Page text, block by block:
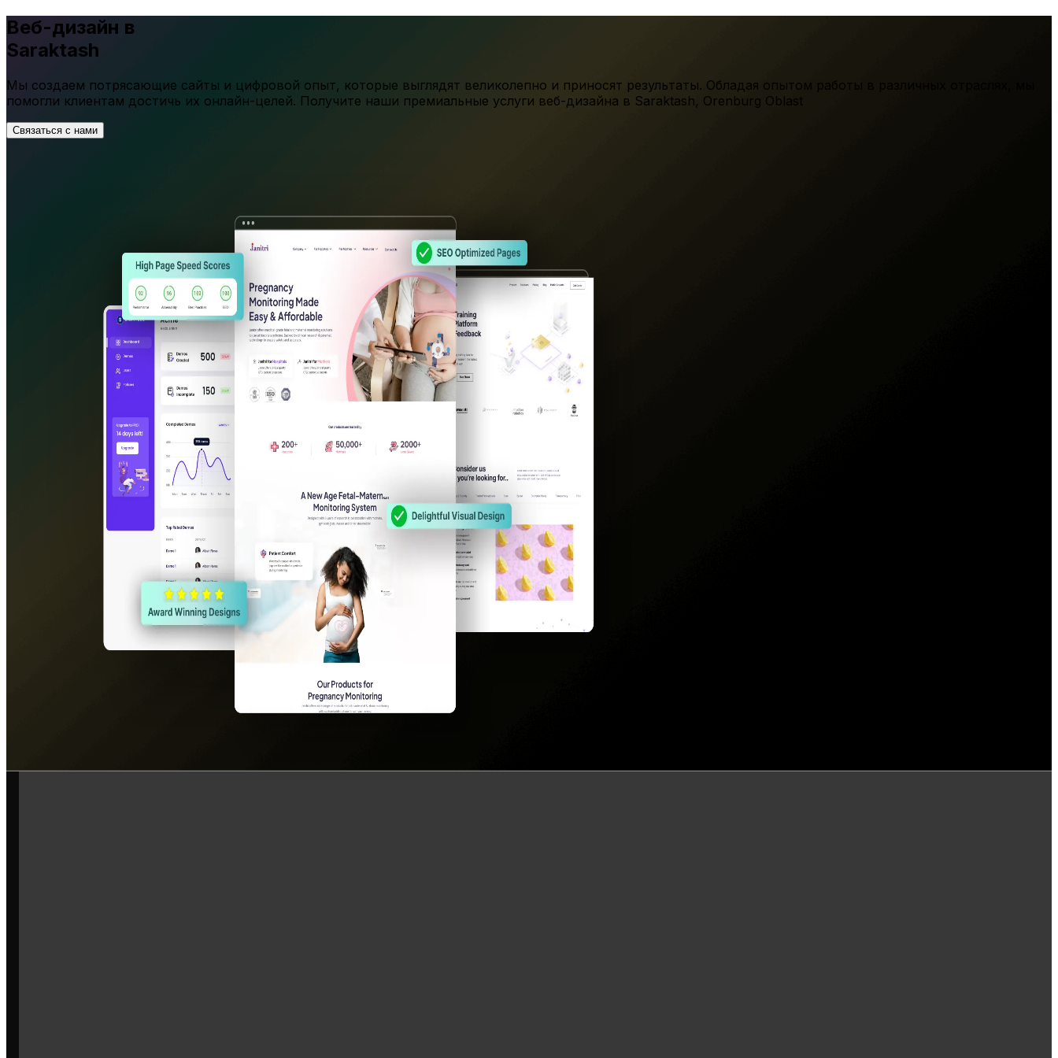
Веб-дизайн в
Saraktash
Мы создаем потрясающие сайты и цифровой опыт, которые выглядят великолепно и приносят результаты. Обладая опытом работы в различных отраслях, мы
помогли клиентам достичь их онлайн-целей. Получите наши премиальные услуги веб-дизайна в Saraktash, Orenburg Oblast
Связаться с нами